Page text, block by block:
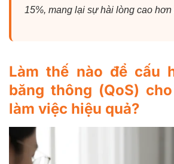
15%, mang lại sự hài lòng cao
Làm thế nào để cấu
băng thông (QoS)
làm việc hiệu quả?